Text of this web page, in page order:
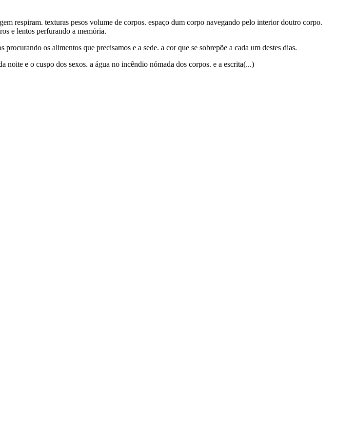
respiram. texturas pesos volume de corpos. espaço dum corpo navegando pelo interior doutro corpo.
e lentos perfurando a memória.
os alimentos que precisamos e a sede. a cor que se sobrepõe a cada um destes dias.
noite e o cuspo dos sexos. a água no incêndio nómada dos corpos. e a escrita(...)